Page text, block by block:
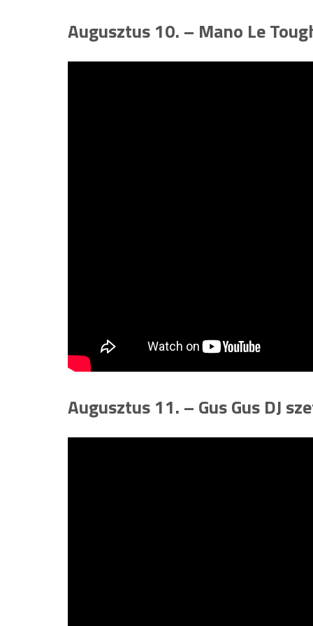
Augusztus 10. – Mano Le
Augusztus 11. – Gus Gus DJ